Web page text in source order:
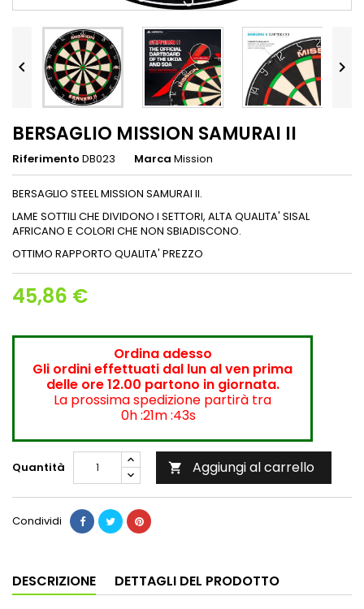
 
BERSAGLIO MISSION SAMURAI II
Riferimento DB023 Marca Mission
BERSAGLIO STEEL MISSION SAMURAI II.
LAME SOTTILI CHE DIVIDONO I SETTORI, ALTA QUALITA' SISAL
AFRICANO E COLORI CHE NON SBIADISCONO.
OTTIMO RAPPORTO QUALITA' PREZZO
45,86 €
Ordina adesso
Gli ordini effettuati dal lun al ven prima
delle ore 12.00 partono in giornata.
La prossima spedizione partirà tra
0h :21m :42s
Quantità  Aggiungi al carrello
Condividi
DESCRIZIONE DETTAGLI DEL PRODOTTO